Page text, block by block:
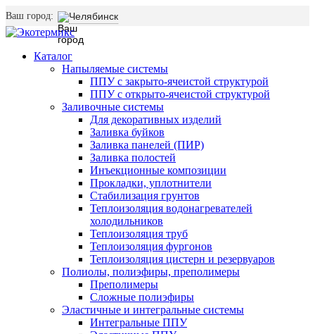
Ваш город: Челябинск
Каталог
Напыляемые системы
ППУ с закрыто-ячеистой структурой
ППУ с открыто-ячеистой структурой
Заливочные системы
Для декоративных изделий
Заливка буйков
Заливка панелей (ПИР)
Заливка полостей
Инъекционные композиции
Прокладки, уплотнители
Стабилизация грунтов
Теплоизоляция водонагревателей
холодильников
Теплоизоляция труб
Теплоизоляция фургонов
Теплоизоляция цистерн и резервуаров
Полиолы, полиэфиры, преполимеры
Преполимеры
Сложные полиэфиры
Эластичные и интегральные системы
Интегральные ППУ